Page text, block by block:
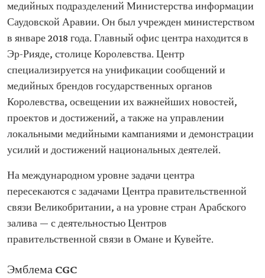
медийных подразделений Министерства информации
Саудовской Аравии. Он был учрежден министерством
в январе 2018 года. Главный офис центра находится в
Эр-Рияде, столице Королевства. Центр
специализируется на унификации сообщений и
медийных брендов государственных органов
Королевства, освещении их важнейших новостей,
проектов и достижений, а также на управлении
локальными медийными кампаниями и демонстрации
усилий и достижений национальных деятелей.
На международном уровне задачи центра
пересекаются с задачами Центра правительственной
связи Великобритании, а на уровне стран Арабского
залива — с деятельностью Центров
правительственной связи в Омане и Кувейте.
Эмблема CGC